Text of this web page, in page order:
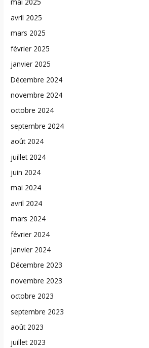
mai 2025
avril 2025
mars 2025
février 2025
janvier 2025
Décembre 2024
novembre 2024
octobre 2024
septembre 2024
août 2024
juillet 2024
juin 2024
mai 2024
avril 2024
mars 2024
février 2024
janvier 2024
Décembre 2023
novembre 2023
octobre 2023
septembre 2023
août 2023
juillet 2023